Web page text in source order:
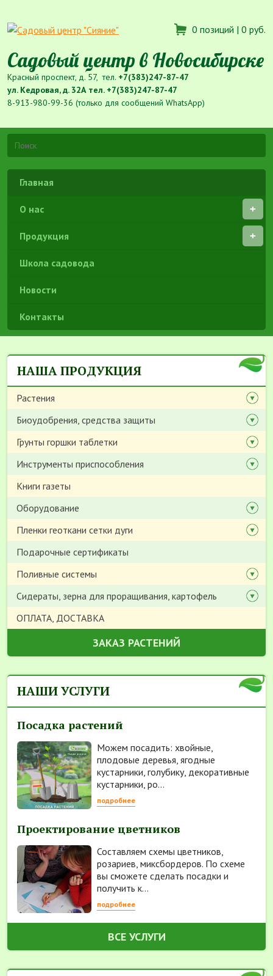
0 позиций | 0 руб.
Садовый центр в Новосибирске
Красный проспект, д. 57, тел. +7(383)247-87-47
ул. Кедровая, д. 32А тел. +7(383)247-87-47
8-913-980-99-36 (только для сообщений WhatsApp)
Главная
О нас
Продукция
Школа садовода
Новости
Контакты
НАША ПРОДУКЦИЯ
Растения
Биоудобрения, средства защиты
Грунты горшки таблетки
Инструменты приспособления
Книги газеты
Оборудование
Пленки геоткани сетки дуги
Подарочные сертификаты
Поливные системы
Сидераты, зерна для проращивания, картофель
ОПЛАТА, ДОСТАВКА
ЗАКАЗ РАСТЕНИЙ
НАШИ УСЛУГИ
Посадка растений
Можем посадить: хвойные,
плодовые деревья, ягодные
кустарники, голубику, декоративные
кустарники, ро...
подробнее
Проектирование цветников
Составляем схемы цветников,
розариев, миксбордеров. По схеме
вы сможете сделать посадки и
получить к...
подробнее
ВСЕ УСЛУГИ